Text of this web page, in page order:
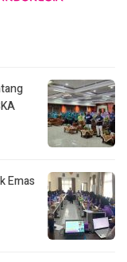
Emas